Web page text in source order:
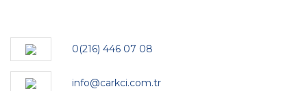
0(216) 446 07 08
info@carkci.com.tr